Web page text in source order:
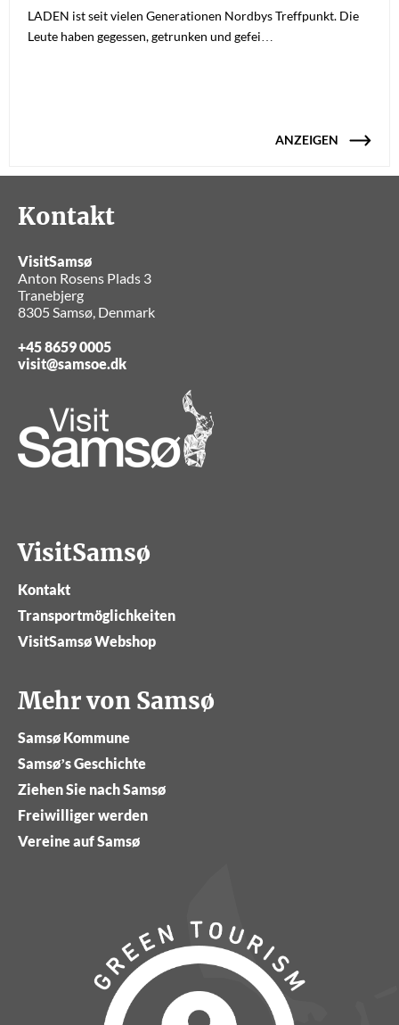
LADEN ist seit vielen Generationen Nordbys Treffpunkt. Die
Leute haben gegessen, getrunken und gefei…
ANZEIGEN
Kontakt
VisitSamsø
Anton Rosens Plads 3
Tranebjerg
8305 Samsø, Denmark
+45 8659 0005
visit@samsoe.dk
VisitSamsø
Kontakt
Transportmöglichkeiten
VisitSamsø Webshop
Mehr von Samsø
Samsø Kommune
Samsø’s Geschichte
Ziehen Sie nach Samsø
Freiwilliger werden
Vereine auf Samsø